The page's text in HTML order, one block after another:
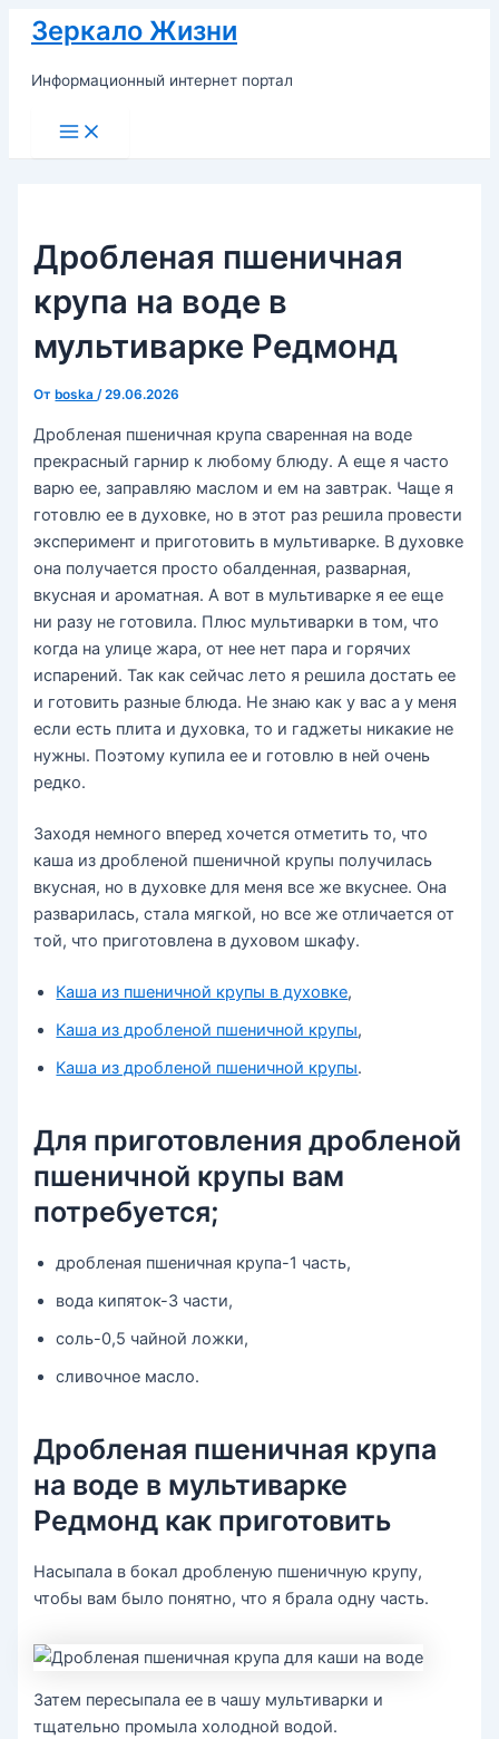
Перейти
содержимому
Зеркало Жизни
Информационный интернет портал
Main
Menu
Дробленая пшеничная
крупа на воде в
мультиварке Редмонд
От boska/29.06.2026
Дробленая пшеничная крупа сваренная на воде
прекрасный гарнир к любому блюду. А еще я часто
варю ее, заправляю маслом и ем на завтрак. Чаще я
готовлю ее в духовке, но в этот раз решила провести
эксперимент и приготовить в мультиварке. В духовке
она получается просто обалденная, разварная,
вкусная и ароматная. А вот в мультиварке я ее еще
ни разу не готовила. Плюс мультиварки в том, что
когда на улице жара, от нее нет пара и горячих
испарений. Так как сейчас лето я решила достать ее
и готовить разные блюда. Не знаю как у вас а у меня
если есть плита и духовка, то и гаджеты никакие не
нужны. Поэтому купила ее и готовлю в ней очень
редко.
Заходя немного вперед хочется отметить то, что
каша из дробленой пшеничной крупы получилась
вкусная, но в духовке для меня все же вкуснее. Она
разварилась, стала мягкой, но все же отличается от
той, что приготовлена в духовом шкафу.
Каша из пшеничной крупы в духовке,
Каша из дробленой пшеничной крупы,
Каша из дробленой пшеничной крупы.
Для приготовления дробленой
пшеничной крупы вам
потребуется;
дробленая пшеничная крупа-1 часть,
вода кипяток-3 части,
соль-0,5 чайной ложки,
сливочное масло.
Дробленая пшеничная крупа
на воде в мультиварке
Редмонд как приготовить
Насыпала в бокал дробленую пшеничную крупу,
чтобы вам было понятно, что я брала одну часть.
Затем пересыпала ее в чашу мультиварки и
тщательно промыла холодной водой.